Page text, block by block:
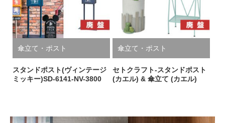
傘立て・ポスト
スタンドポスト(ヴィンテージ
ミッキー)SD-6141-NV-3800
傘立て・ポスト
セトクラフト-スタンドポスト
(カエル) & 傘立て (カエル)